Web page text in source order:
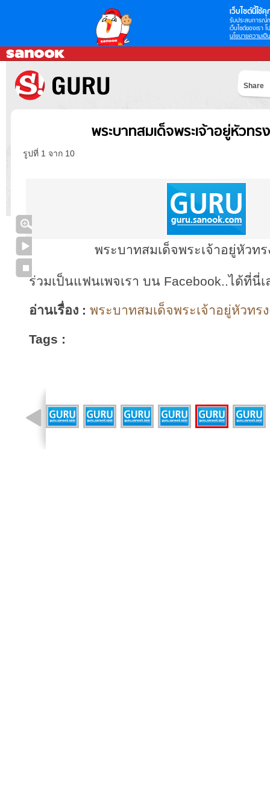
เว็บไซต์นี้ใช้คุ
รับประสบการณ์
เว็บไซต์ของเรา
นโยบายความเป็
Share
พระบาทสมเด็จพระเจ้าอยู่หัวท
รูปที่ 1 จาก 10
พระบาทสมเด็จพระเจ้าอยู่หัวทร
ร่วมเป็นแฟนเพจเรา บน Facebook..ได้ที่นี่เ
อ่านเรื่อง : พระบาทสมเด็จพระเจ้าอยู่หัวทร
Tags :